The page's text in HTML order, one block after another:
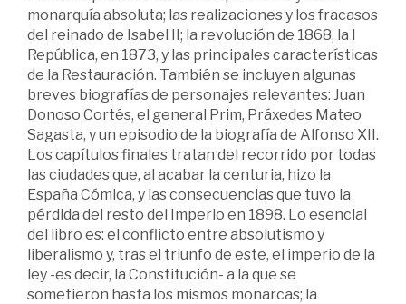
monarquía absoluta; las realizaciones y los fracasos
del reinado de Isabel II; la revolución de 1868, la I
República, en 1873, y las principales características
de la Restauración. También se incluyen algunas
breves biografías de personajes relevantes: Juan
Donoso Cortés, el general Prim, Práxedes Mateo
Sagasta, y un episodio de la biografía de Alfonso XII.
Los capítulos finales tratan del recorrido por todas
las ciudades que, al acabar la centuria, hizo la
España Cómica, y las consecuencias que tuvo la
pérdida del resto del Imperio en 1898. Lo esencial
del libro es: el conflicto entre absolutismo y
liberalismo y, tras el triunfo de este, el imperio de la
ley -es decir, la Constitución- a la que se
sometieron hasta los mismos monarcas; la